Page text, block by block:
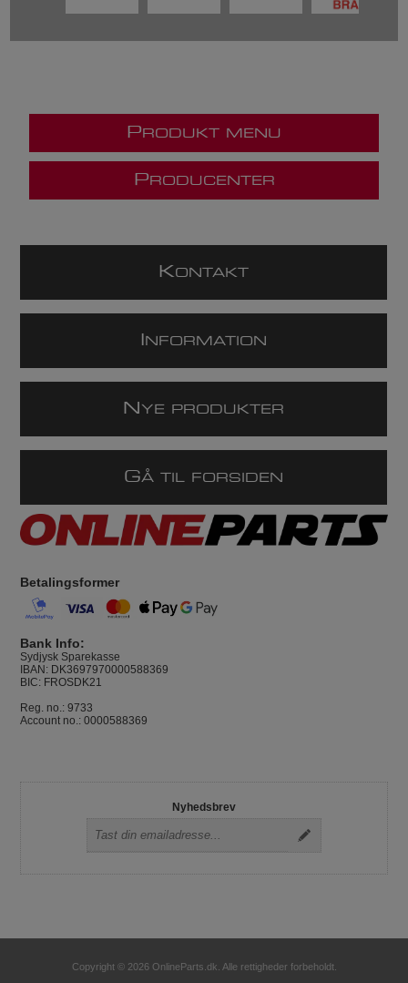
P RODUKT MENU
P RODUCENTER
KONTAKT
NFORMATION
N YE PRODUKTER
GÅ TIL FORSIDEN
Betalingsformer
Bank Info:
Sydjysk Sparekasse
IBAN: DK3697970000588369
BIC: FROSDK21
Reg. no.: 9733
Account no.: 0000588369
Nyhedsbrev
Copyright © 2026 OnlineParts.dk. Alle rettigheder forbeholdt.